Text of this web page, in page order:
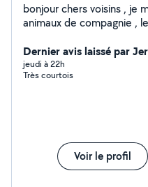
bonjour chers voisins , je
animaux de compagnie ,
garde aussi lapins ,
Dernier avis laissé par
jeudi à 22h
Très courtois
Voir le profil